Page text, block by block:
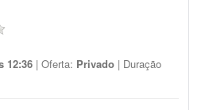
12:36 | Oferta: Privado | Duração